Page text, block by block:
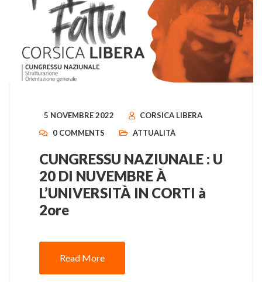
5 NOVEMBRE 2022
CORSICA LIBERA
0 COMMENTS
ATTUALITÀ
CUNGRESSU NAZIUNALE : U
20 DI NUVEMBRE À
L’UNIVERSITÀ IN CORTI à
2ore
Read More